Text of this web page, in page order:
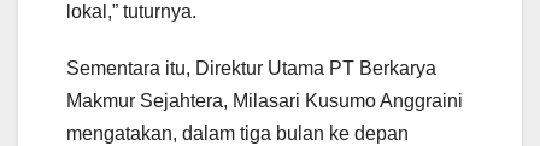
lokal,” tuturnya.
Sementara itu, Direktur Utama PT Berkarya
Makmur Sejahtera, Milasari Kusumo Anggraini
mengatakan, dalam tiga bulan ke depan